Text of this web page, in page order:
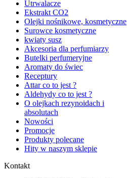
Utrwalacze
Ekstrakt CO2
Olejki nośnikowe, kosmetyczne
Surowce kosmetyczne
kwiaty susz
Akcesoria dla perfumiarzy
Butelki perfumeryjne
Aromaty do świec
Receptury
Attar co to jest ?
Aldehydy co to jest ?
O olejkach rezynoidach i
absolutach
Nowości
Promocje
Produkty polecane
Hity w naszym sklepie
Kontakt